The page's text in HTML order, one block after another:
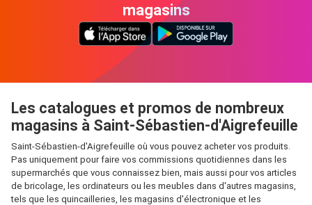
magasins
Les catalogues et promos de nombreux
magasins à Saint-Sébastien-d'Aigrefeuille
Saint-Sébastien-d'Aigrefeuille où vous pouvez acheter vos produits.
Pas uniquement pour faire vos commissions quotidiennes dans les
supermarchés que vous connaissez bien, mais aussi pour vos articles
de bricolage, les ordinateurs ou les meubles dans d'autres magasins,
tels que les quincailleries, les magasins d'électronique et les